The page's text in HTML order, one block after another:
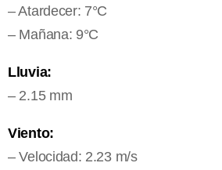
– Atardecer: 7°C
– Mañana: 9°C
Lluvia:
– 2.15 mm
Viento:
– Velocidad: 2.23 m/s